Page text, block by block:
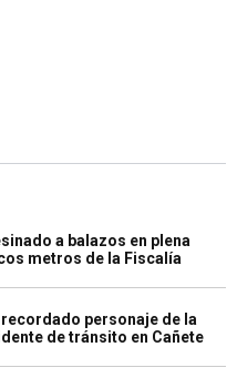
a balazos en plena
metros de la Fiscalía
personaje de la
de tránsito en Cañete